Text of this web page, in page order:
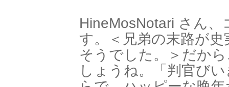
HineMosNotari さん
す。＜兄弟の末路が
そうでした。＞だか
しょうね。「判官び